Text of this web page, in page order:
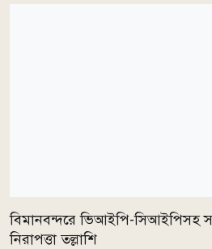
বিমানবন্দরে ভিআইপি-সিআইপিসহ
নিরাপত্তা তল্লাশি